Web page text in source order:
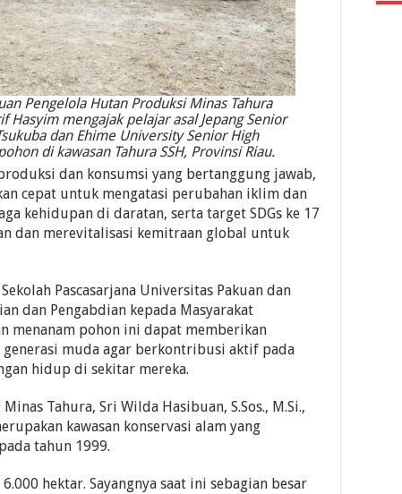
Pengelola Hutan Produksi Minas Tahura
Hasyim mengajak pelajar asal Jepang Senior
dan Ehime University Senior High
di kawasan Tahura SSH, Provinsi Riau.
dan konsumsi yang bertanggung jawab,
cepat untuk mengatasi perubahan iklim dan
kehidupan di daratan, serta target SDGs ke 17
dan merevitalisasi kemitraan global untuk
Pascasarjana Universitas Pakuan dan
dan Pengabdian kepada Masyarakat
menanam pohon ini dapat memberikan
muda agar berkontribusi aktif pada
hidup di sekitar mereka.
Tahura, Sri Wilda Hasibuan, S.Sos., M.Si.,
kawasan konservasi alam yang
tahun 1999.
hektar. Sayangnya saat ini sebagian besar